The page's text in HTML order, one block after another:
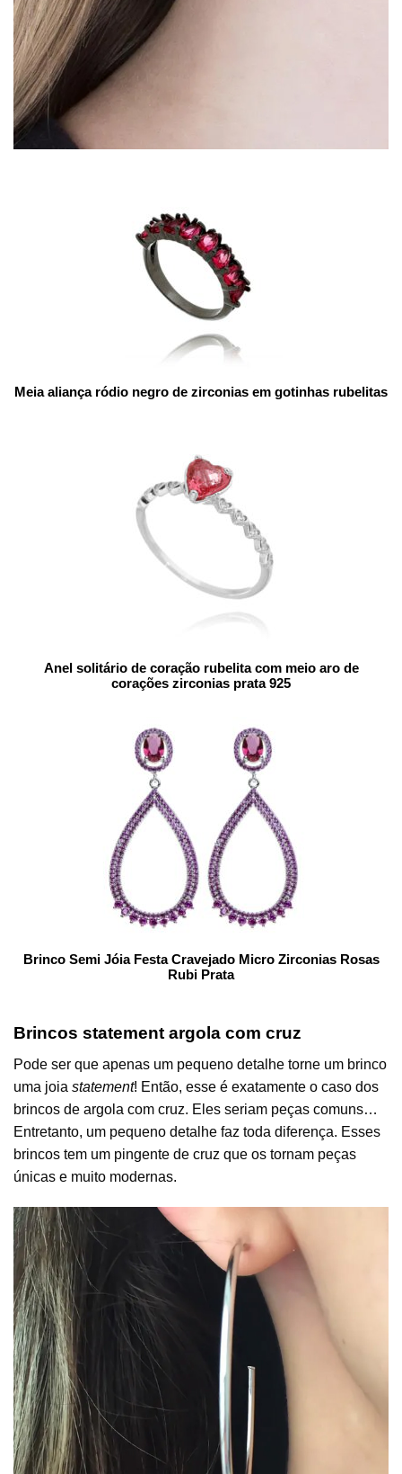
Meia aliança ródio negro de zirconias em gotinhas rubelitas
Anel solitário de coração rubelita com meio aro de
corações zirconias prata 925
Brinco Semi Jóia Festa Cravejado Micro Zirconias Rosas
Rubi Prata
Brincos statement argola com cruz
Pode ser que apenas um pequeno detalhe torne um brinco
uma joia statement! Então, esse é exatamente o caso dos
brincos de argola com cruz. Eles seriam peças comuns…
Entretanto, um pequeno detalhe faz toda diferença. Esses
brincos tem um pingente de cruz que os tornam peças
únicas e muito modernas.